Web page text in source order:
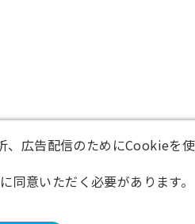
、広告配信のためにCookieを
意いただく必要があります。